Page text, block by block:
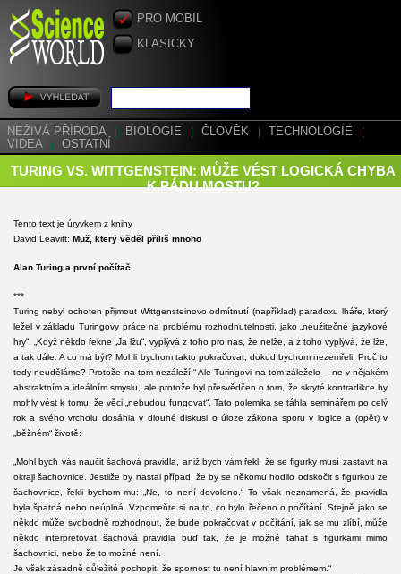
PRO MOBIL
KLASICKY
NEŽIVÁ PŘÍRODA BIOLOGIE ČLOVĚK TECHNOLOGIE
VIDEA
OSTATNÍ
TURING VS. WITTGENSTEIN: MŮŽE VÉST LOGICKÁ CHYBA
K PÁDU MOSTU?
Tento text je úryvkem z knihy
David Leavitt: Muž, který věděl příliš mnoho
Alan Turing a první počítač
***
Turing nebyl ochoten přijmout Wittgensteinovo odmítnutí (například) paradoxu lháře, který
ležel v základu Turingovy práce na problému rozhodnutelnosti, jako „neužitečné jazykové
hry“. „Když někdo řekne „Já lžu“, vyplývá z toho pro nás, že nelže, a z toho vyplývá, že lže,
a tak dále. A co má být? Mohli bychom takto pokračovat, dokud bychom nezemřeli. Proč to
tedy neuděláme? Protože na tom nezáleží.“ Ale Turingovi na tom záleželo – ne v nějakém
abstraktním a ideálním smyslu, ale protože byl přesvědčen o tom, že skryté kontradikce by
mohly vést k tomu, že věci „nebudou fungovat“. Tato polemika se táhla seminářem po celý
rok a svého vrcholu dosáhla v dlouhé diskusi o úloze zákona sporu v logice a (opět) v
„běžném“ životě:
„Mohl bych vás naučit šachová pravidla, aniž bych vám řekl, že se figurky musí zastavit na
okraji šachovnice. Jestliže by nastal případ, že by se někomu hodilo odskočit s figurkou ze
šachovnice, řekli bychom mu: „Ne, to není dovoleno.“ To však neznamená, že pravidla
byla špatná nebo neúplná. Vzpomeňte si na to, co bylo řečeno o počítání. Stejně jako se
někdo může svobodně rozhodnout, že bude pokračovat v počítání, jak se mu zlíbí, může
někdo interpretovat šachová pravidla buď tak, že je možné tahat s figurkami mimo
šachovnici, nebo že to možné není.
Je však zásadně důležité pochopit, že spornost tu není hlavním problémem.“